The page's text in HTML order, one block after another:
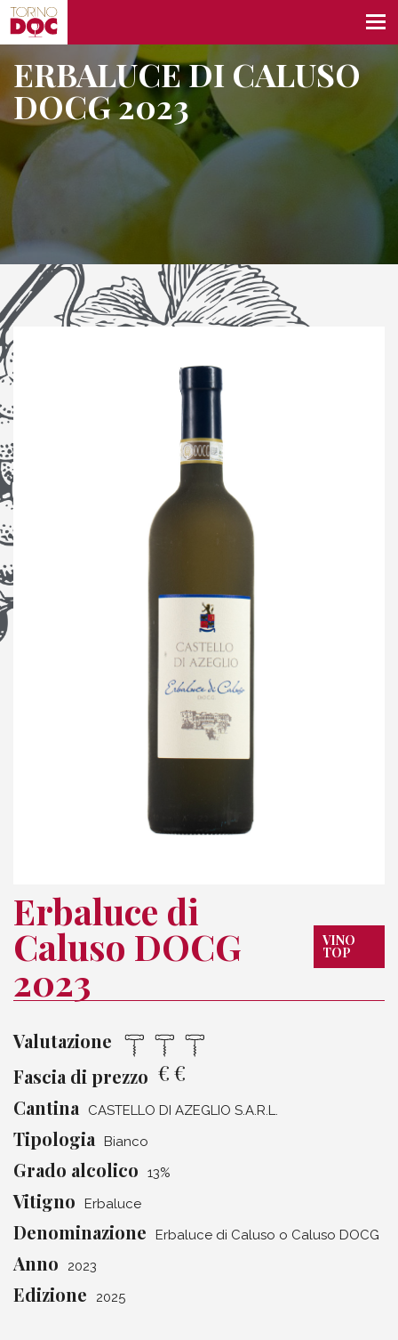
ERBALUCE DI CALUSO
DOCG 2023
Erbaluce di
Caluso DOCG
2023
VINO
TOP
Valutazione
Fascia di prezzo €€
Cantina CASTELLO DI AZEGLIO S.A.R.L.
Tipologia Bianco
Grado alcolico 13%
Vitigno Erbaluce
Denominazione Erbaluce di Caluso o Caluso DOCG
Anno 2023
Edizione 2025